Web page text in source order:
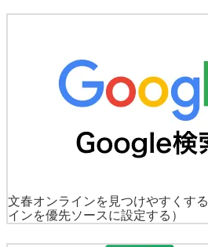
文春オンラインを見つけやすくする
インを優先ソースに設定する）